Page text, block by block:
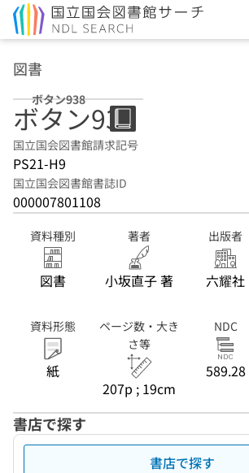
図書
ボタン938
ボタン938
国立国会図書館請求記号
PS21-H9
国立国会図書館書誌ID
000007801108
資料種別
図書
著者
小坂直子 著
出版者
六耀社
資料形態
紙
ページ数・大き
さ等
207p ; 19cm
NDC
589.28
書店で探す
書店で探す